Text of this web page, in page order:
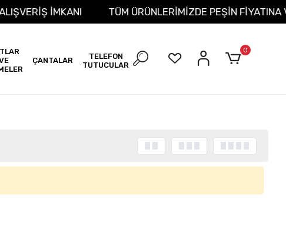
ALIŞVERİŞ İMKANI TÜM ÜRÜNLERİMİZDE PEŞİN
ÇANTALAR
TELEFON
TUTUCULAR
0